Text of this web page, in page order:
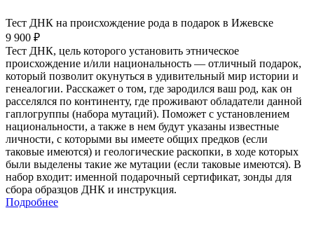
Тест ДНК на происхождение рода в подарок в Ижевске
9 900 ₽
Тест ДНК, цель которого установить этническое
происхождение и/или национальность — отличный подарок,
который позволит окунуться в удивительный мир истории и
генеалогии. Расскажет о том, где зародился ваш род, как он
расселялся по континенту, где проживают обладатели данной
гаплогруппы (набора мутаций). Поможет с установлением
национальности, а также в нем будут указаны известные
личности, с которыми вы имеете общих предков (если
таковые имеются) и геологические раскопки, в ходе которых
были выделены такие же мутации (если таковые имеются). В
набор входит: именной подарочный сертификат, зонды для
сбора образцов ДНК и инструкция.
Подробнее